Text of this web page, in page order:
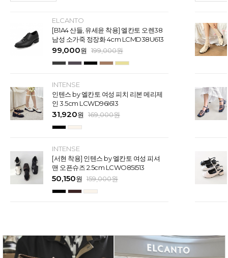
ELCANTO
[B1A4 산들, 유세윤 착용] 엘칸토 오렌38
남성 소가죽 정장화 4cm LCMD38U613
99,000원 199,000원
INTENSE
인텐스 by 엘칸토 여성 피치 리본 메리제
인 3.5cm LCWD96I613
31,920원 169,000원
INTENSE
[서현 착용] 인텐스 by 엘칸토 여성 피셔
맨 오픈슈즈 2.5cm LCWO85I513
50,150원 159,000원